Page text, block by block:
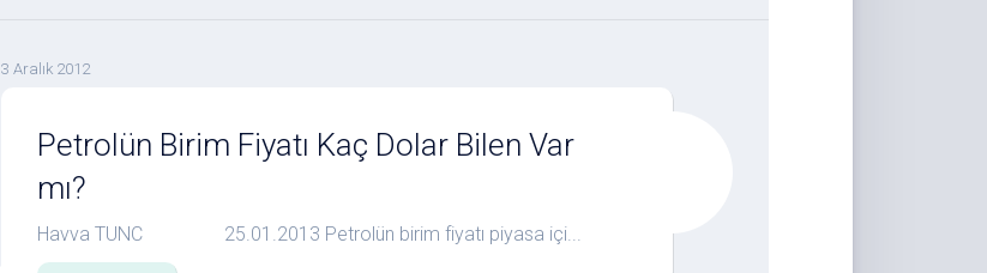
3 Aralık 2012
Petrolün Birim Fiyatı Kaç Dolar Bilen Var
mı?
Havva TUNC 25.01.2013 Petrolün birim fiyatı piyasa içi...